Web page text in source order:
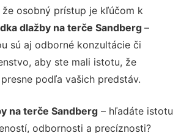
osobný prístup je kľúčom k
dlažby na terče Sandberg –
sú aj odborné konzultácie či
aby ste mali istotu, že
podľa vašich predstáv.
na terče Sandberg – hľadáte istotu
odbornosti a precíznosti?